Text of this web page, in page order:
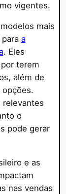
vigentes.
mais
a
. Eles
terem
além de
opções.
relevantes
o
pode gerar
e as
nas vendas